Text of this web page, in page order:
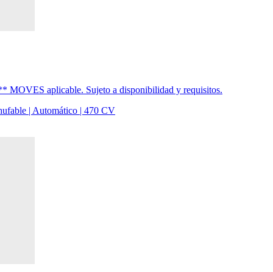
* MOVES aplicable. Sujeto a disponibilidad y requisitos.
| Automático | 470 CV